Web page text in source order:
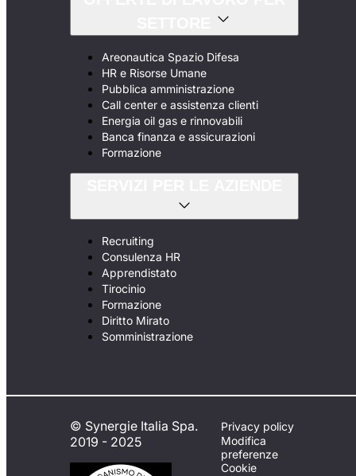
Areonautica Spazio Difesa
HR e Risorse Umane
Pubblica amministrazione
Call center e assistenza clienti
Energia oil gas e rinnovabili
Banca finanza e assicurazioni
Formazione
Recruiting
Consulenza HR
Apprendistato
Tirocinio
Formazione
Diritto Mirato
Somministrazione
© Synergie Italia Spa.
2019 - 2025
Privacy policy
Modifica
preferenze
Cookie